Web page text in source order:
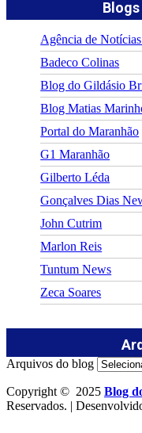
Agência de
Badeco Colinas
Blog do Gildásio
Blog Matias
Portal do Maranhão
G1 Maranhão
Gilberto Léda
Gonçalves Dias
John Cutrim
Marlon Reis
Tuntum News
Zeca Soares
Arquivos do blog
Copyright © 2025 Blog
Reservados. |